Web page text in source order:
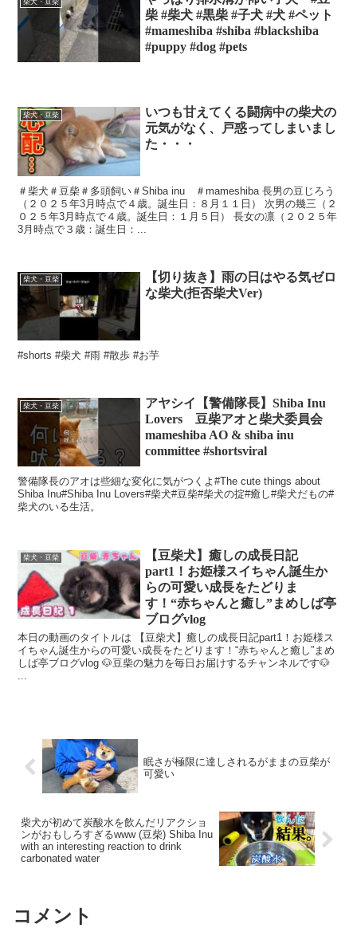
柴 #柴犬 #黒柴 #子犬 #犬 #ペット
#mameshiba #shiba #blackshiba
#puppy #dog #pets
柴犬・豆柴
いつも甘えてくる闘病中の柴犬の
元気がなく、戸惑ってしまいまし
た・・・
＃柴犬＃豆柴＃多頭飼い＃Shiba inu ＃mameshiba 長男の豆じろう
（２０２５年3月時点で４歳。誕生日：８月１１日） 次男の幾三（２
０２５年3月時点で４歳。誕生日：１月５日） 長女の凛（２０２５年
3月時点で３歳：誕生日：...
柴犬・豆柴
【切り抜き】雨の日はやる気ゼロ
な柴犬(拒否柴犬Ver)
#shorts #柴犬 #雨 #散歩 #お芋
柴犬・豆柴
アヤシイ【警備隊長】Shiba Inu
Lovers 豆柴アオと柴犬委員会
mameshiba AO & shiba inu
committee #shortsviral
警備隊長のアオは些細な変化に気がつくよ#The cute things about
Shiba Inu#Shiba Inu Lovers#柴犬#豆柴#柴犬の掟#癒し#柴犬だもの#
柴犬のいる生活。
柴犬・豆柴
【豆柴犬】癒しの成長日記
part1！お姫様スイちゃん誕生か
らの可愛い成長をたどりま
す！“赤ちゃんと癒し”まめしば亭
ブログvlog
本日の動画のタイトルは 【豆柴犬】癒しの成長日記part1！お姫様ス
イちゃん誕生からの可愛い成長をたどります！“赤ちゃんと癒し”まめ
しば亭ブログvlog 🐶豆柴の魅力を毎日お届けするチャンネルです🐶
眠さが極限に達しされるがままの豆柴が
可愛い
柴犬が初めて炭酸水を飲んだリアクショ
ンがおもしろすぎるwww (豆柴) Shiba Inu
with an interesting reaction to drink
carbonated water
コメント